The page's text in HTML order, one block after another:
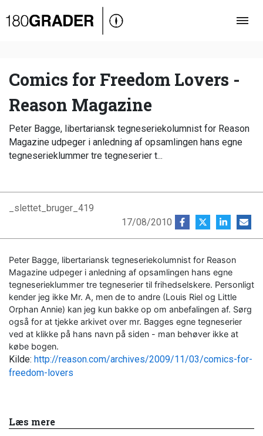
Oversigt
Debat
Video
Podcast
Comics for Freedom Lovers -
Reason Magazine
Peter Bagge, libertariansk tegneseriekolumnist for Reason
Magazine udpeger i anledning af opsamlingen hans egne
tegneserieklummer tre tegneserier t...
_slettet_bruger_419
17/08/2010
Peter Bagge, libertariansk tegneseriekolumnist for Reason
Magazine udpeger i anledning af opsamlingen hans egne
tegneserieklummer tre tegneserier til frihedselskere. Personligt
kender jeg ikke Mr. A, men de to andre (Louis Riel og Little
Orphan Annie) kan jeg kun bakke op om anbefalingen af. Sørg
også for at tjekke arkivet over mr. Bagges egne tegneserier
ved at klikke på hans navn på siden - man behøver ikke at
købe bogen.
Kilde: http://reason.com/archives/2009/11/03/comics-for-
freedom-lovers
Læs mere